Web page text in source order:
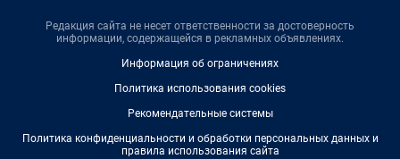
Редакция сайта не несет ответственности за достоверность
информации, содержащейся в рекламных объявлениях.
Информация об ограничениях
Политика использования cookies
Рекомендательные системы
Политика конфиденциальности и обработки персональных данных и
правила использования сайта